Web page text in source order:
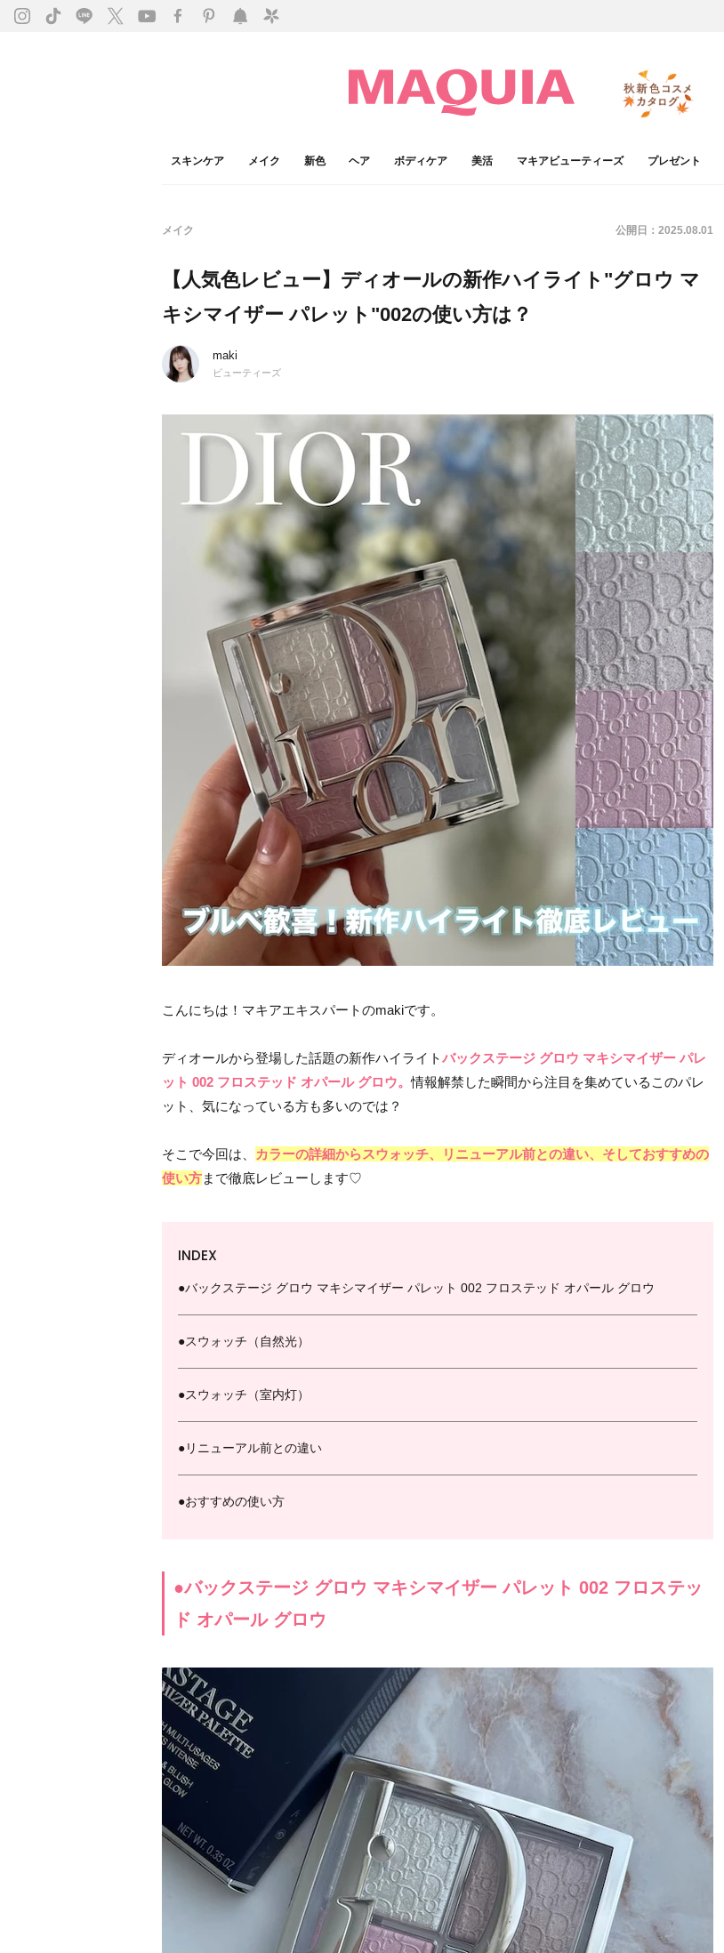
スキンケア メイク 新色 ヘア ボディケア 美活 マキアビューティーズ プレゼント
メイク 公開日： 2025.08.01
【人気色レビュー】ディオールの新作ハイライト"グロウ マ
キシマイザー パレット"002の使い方は？
maki
ビューティーズ
こんにちは！マキアエキスパートのmakiです。
ディオールから登場した話題の新作ハイライトバックステージ グロウ マキシマイザー パレ
ット 002 フロステッド オパール グロウ。情報解禁した瞬間から注目を集めているこのパレ
ット、気になっている方も多いのでは？
そこで今回は、
カラーの詳細からスウォッチ、リニューアル前との違い、そしておすすめの
使い方まで徹底レビューします♡
INDEX
●バックステージ グロウ マキシマイザー パレット 002 フロステッド オパール グロウ
●スウォッチ（自然光）
●スウォッチ（室内灯）
●リニューアル前との違い
●おすすめの使い方
●バックステージ グロウ マキシマイザー パレット 002 フロステッ
ド オパール グロウ